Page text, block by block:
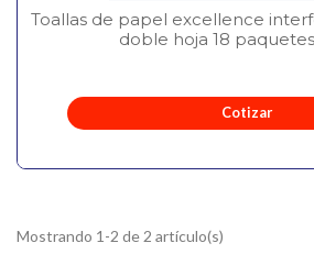
Toallas de papel excellence
doble hoja 18 paquetes
Cotizar
Mostrando 1-2 de 2 artículo(s)